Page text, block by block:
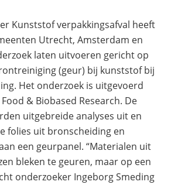
Kunststof verpakkingsafval heeft
Utrecht, Amsterdam en
laten uitvoeren gericht op
(geur) bij kunststof bij
Het onderzoek is uitgevoerd
& Biobased Research. De
uitgebreide analyses uit en
folies uit bronscheiding en
een geurpanel. “Materialen uit
bleken te geuren, maar op een
onderzoeker Ingeborg Smeding